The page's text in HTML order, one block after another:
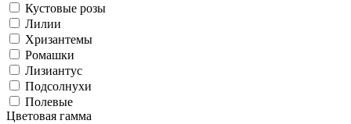
Кустовые розы
Лилии
Хризантемы
Ромашки
Лизиантус
Подсолнухи
Полевые
Цветовая гамма